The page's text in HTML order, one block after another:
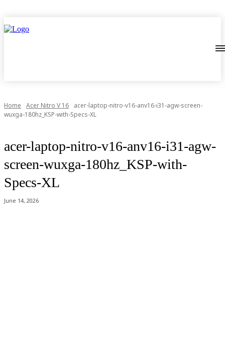
Home Acer Nitro V 16
acer-laptop-nitro-v16-anv16-i31-agw-screen-
wuxga-180hz_KSP-with-Specs-XL
acer-laptop-nitro-v16-anv16-i31-agw-
screen-wuxga-180hz_KSP-with-
Specs-XL
June 14, 2026